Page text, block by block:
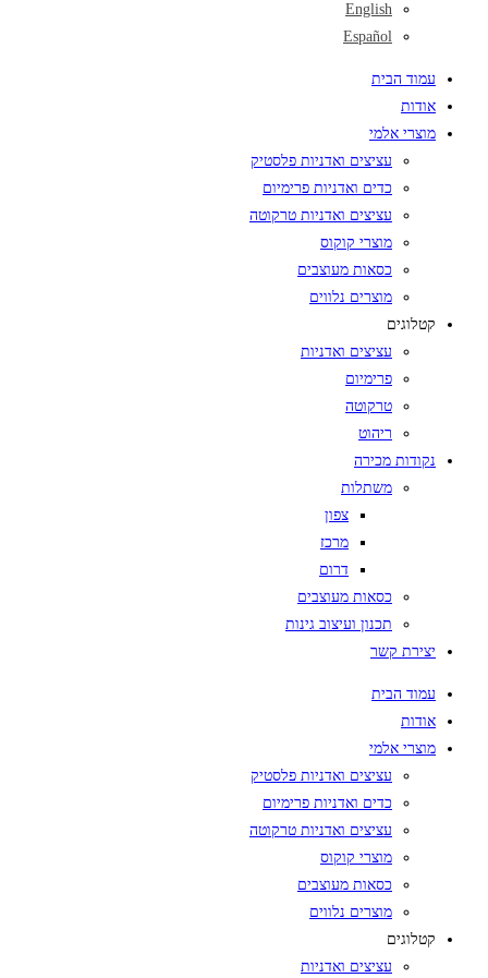
English
Español
עמוד הבית
אודות
מוצרי אלמי
עציצים ואדניות פלסטיק
כדים ואדניות פרימיום
עציצים ואדניות טרקוטה
מוצרי קוקוס
כסאות מעוצבים
מוצרים נלווים
קטלוגים
עציצים ואדניות
פרימיום
טרקוטה
ריהוט
נקודות מכירה
משתלות
צפון
מרכז
דרום
כסאות מעוצבים
תכנון ועיצוב גינות
יצירת קשר
עמוד הבית
אודות
מוצרי אלמי
עציצים ואדניות פלסטיק
כדים ואדניות פרימיום
עציצים ואדניות טרקוטה
מוצרי קוקוס
כסאות מעוצבים
מוצרים נלווים
קטלוגים
עציצים ואדניות